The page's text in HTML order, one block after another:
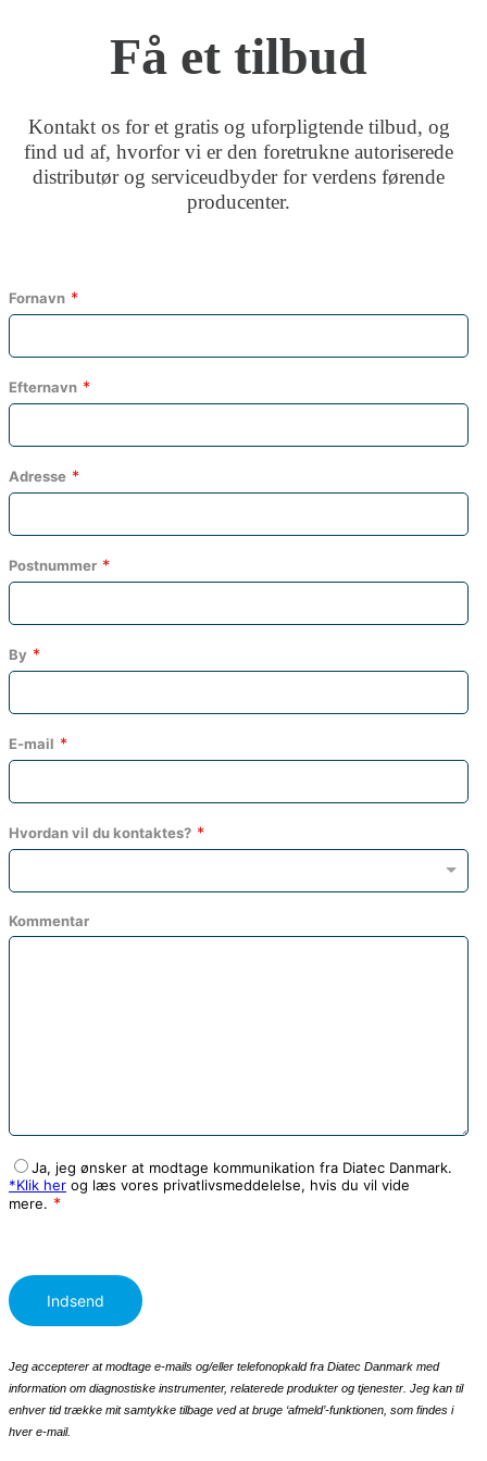
Få et tilbud
Kontakt os for et gratis og uforpligtende tilbud, og
find ud af, hvorfor vi er den foretrukne autoriserede
distributør og serviceudbyder for verdens førende
producenter.
Fornavn
Efternavn
Adresse
Postnummer
By
E-mail
Hvordan vil du kontaktes?
Kommentar
Ja, jeg ønsker at modtage kommunikation fra Diatec Danmark.
*Klik her og læs vores privatlivsmeddelelse, hvis du vil vide
mere.
Jeg accepterer at modtage e-mails og/eller telefonopkald fra Diatec Danmark med
information om diagnostiske instrumenter, relaterede produkter og tjenester. Jeg kan til
enhver tid trække mit samtykke tilbage ved at bruge ‘afmeld’-funktionen, som findes i
hver e-mail.